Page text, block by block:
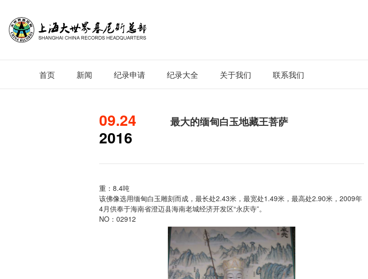
首页 新闻 纪录申请 纪录大全 关于我们 联系我们
09.24
2016
最大的缅甸白玉地藏王菩萨
重：8.4吨
该佛像选用缅甸白玉雕刻而成，最长处2.43米，最宽处1.49米，最高处2.90米，2009年
4月供奉于海南省澄迈县海南老城经济开发区“永庆寺”。
NO：02912